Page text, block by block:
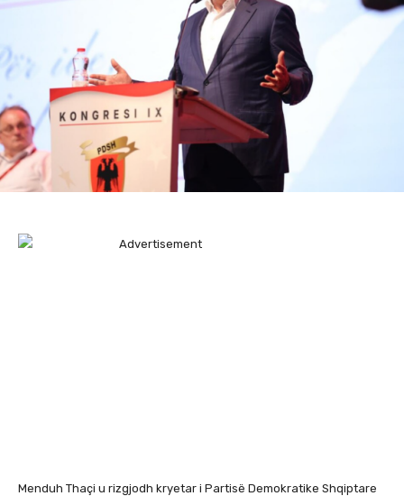
Menduh Thaçi u rizgjodh kryetar i Partisë Demokratike Shqiptare